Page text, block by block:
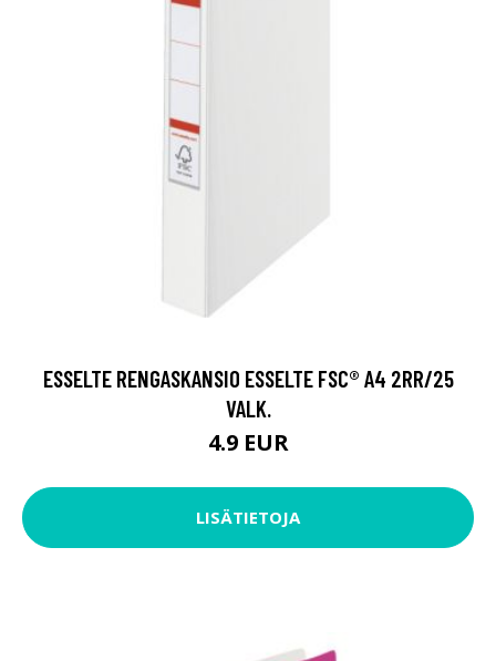
ESSELTE RENGASKANSIO ESSELTE FSC® A4 2RR/25
VALK.
4.9 EUR
LISÄTIETOJA